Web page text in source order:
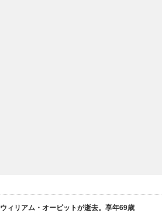
ウィリアム・オービットが逝去。享年69歳